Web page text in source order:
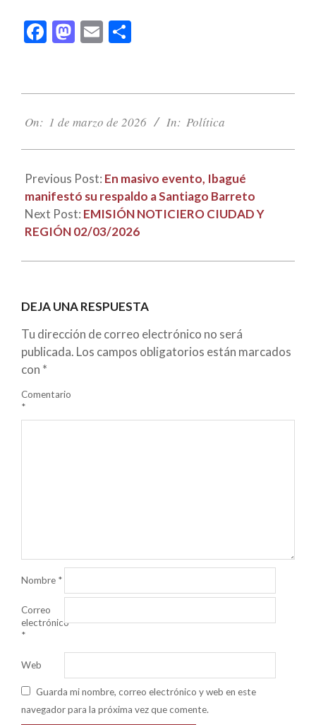
Facebook
Mastodon
Email
03-
On: 1 de marzo de 2026 In: Política
Previous Post: En masivo evento, Ibagué
manifestó su respaldo a Santiago Barreto
Next Post: EMISIÓN NOTICIERO CIUDAD Y
REGIÓN 02/03/2026
DEJA UNA RESPUESTA
Tu dirección de correo electrónico no será
publicada. Los campos obligatorios están marcados
con *
Comentario
*
Nombre *
Correo
electrónico
*
Web
Guarda mi nombre, correo electrónico y web en este
navegador para la próxima vez que comente.